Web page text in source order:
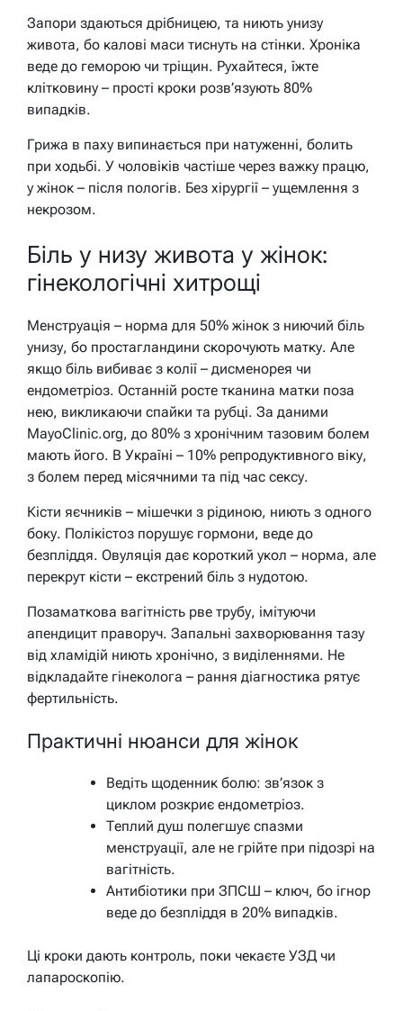
Запори здаються дрібницею, та ниють унизу
живота, бо калові маси тиснуть на стінки. Хроніка
веде до геморою чи тріщин. Рухайтеся, їжте
клітковину – прості кроки розв’язують 80%
випадків.
Грижа в паху випинається при натуженні, болить
при ходьбі. У чоловіків частіше через важку працю,
у жінок – після пологів. Без хірургії – ущемлення з
некрозом.
Біль у низу живота у жінок:
гінекологічні хитрощі
Менструація – норма для 50% жінок з ниючий біль
унизу, бо простагландини скорочують матку. Але
якщо біль вибиває з колії – дисменорея чи
ендометріоз. Останній росте тканина матки поза
нею, викликаючи спайки та рубці. За даними
MayoClinic.org, до 80% з хронічним тазовим болем
мають його. В Україні – 10% репродуктивного віку,
з болем перед місячними та під час сексу.
Кісти яєчників – мішечки з рідиною, ниють з одного
боку. Полікістоз порушує гормони, веде до
безпліддя. Овуляція дає короткий укол – норма, але
перекрут кісти – екстрений біль з нудотою.
Позаматкова вагітність рве трубу, імітуючи
апендицит праворуч. Запальні захворювання тазу
від хламідій ниють хронічно, з виділеннями. Не
відкладайте гінеколога – рання діагностика рятує
фертильність.
Практичні нюанси для жінок
Ведіть щоденник болю: зв’язок з
циклом розкриє ендометріоз.
Теплий душ полегшує спазми
менструації, але не грійте при підозрі на
вагітність.
Антибіотики при ЗПСШ – ключ, бо ігнор
веде до безпліддя в 20% випадків.
Ці кроки дають контроль, поки чекаєте УЗД чи
лапароскопію.